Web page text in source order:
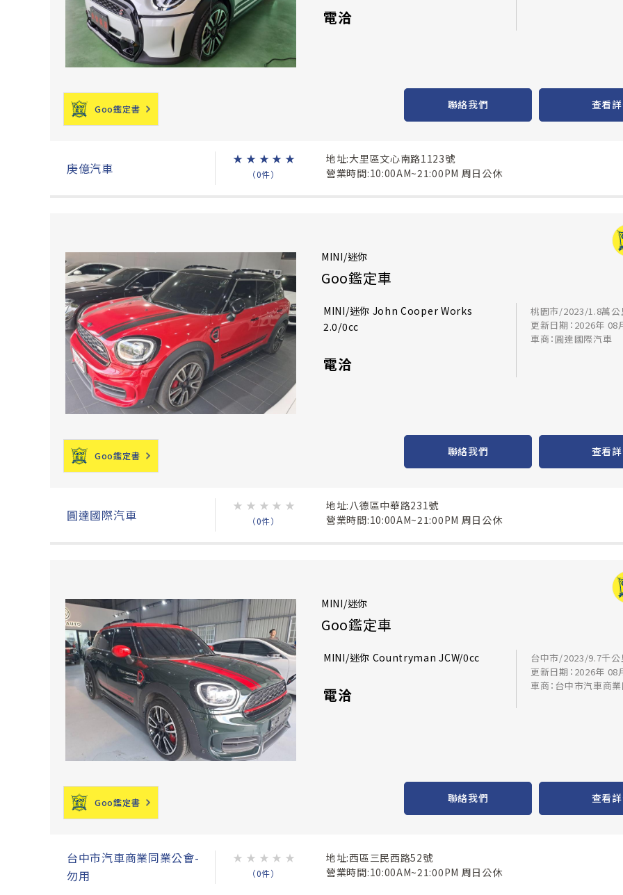
電洽
Goo鑑定書 聯絡我們 查看
庚億汽車
★ ★ ★ ★ ★
（0件）
地址:大里區文心南路1123號
營業時間:10:00AM~21:00PM 周日公休
MINI/迷你
Goo鑑定車
MINI/迷你 John Cooper Works
2.0/0cc
電洽
桃園市/2023/1.8萬公
更新日期：2026年 08
車商：圓達國際汽車
Goo鑑定書 聯絡我們 查看
圓達國際汽車
★ ★ ★ ★ ★
（0件）
地址:八德區中華路231號
營業時間:10:00AM~21:00PM 周日公休
MINI/迷你
Goo鑑定車
MINI/迷你 Countryman JCW/0cc
電洽
台中市/2023/9.7千公
更新日期：2026年 08
車商：台中市汽車商
Goo鑑定書 聯絡我們 查看
台中市汽車商業同業公會-
勿用
★ ★ ★ ★ ★
（0件）
地址:西區三民西路52號
營業時間:10:00AM~21:00PM 周日公休